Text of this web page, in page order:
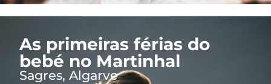
As primeiras férias do
bebé no Martinhal
Sagres, Algarve